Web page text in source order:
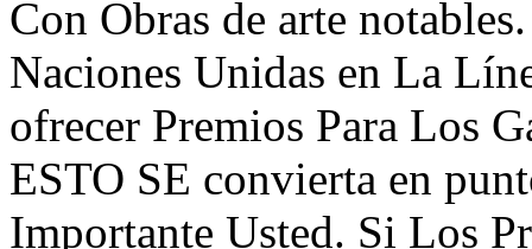
Con Obras de arte
Naciones Unidas en La
ofrecer Premios Para Los
ESTO SE convierta en
Importante Usted. Si Los